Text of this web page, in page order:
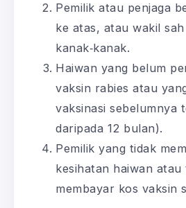
Pemilik atau penjaga
ke atas, atau wakil sah
kanak‑kanak.
Haiwan yang belum
vaksin rabies atau
vaksinasi sebelumnya
daripada 12 bulan).
Pemilik yang tidak
kesihatan haiwan atau
membayar kos vaksin